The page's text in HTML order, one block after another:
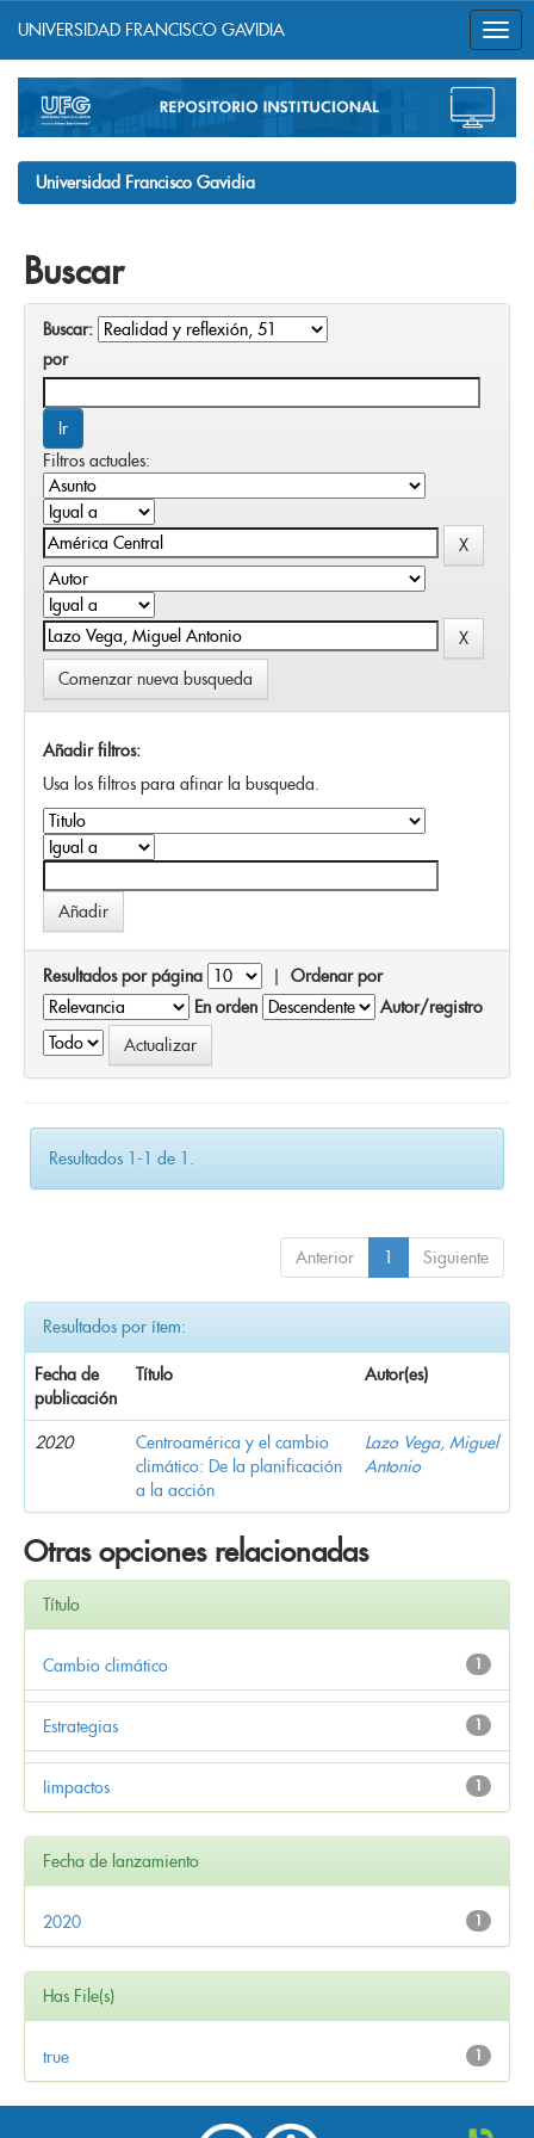
navigation
UNIVERSIDAD FRANCISCO GAVIDIA
Universidad Francisco Gavidia
Buscar
Buscar:
por
Filtros actuales:
Comenzar nueva busqueda
Añadir filtros:
Usa los filtros para afinar la busqueda.
Resultados por página | Ordenar por
En orden
Autor/registro
Resultados 1-1 de 1.
Anterior 1 Siguiente
Resultados por ítem:
Fecha de
publicación
Título Autor(es)
2020
Centroamérica y el cambio
climático: De la planificación
a la acción
Lazo Vega, Miguel
Antonio
Otras opciones relacionadas
Título
1
Cambio climático
1
Estrategias
1
Iimpactos
Fecha de lanzamiento
1
2020
Has File(s)
1
true